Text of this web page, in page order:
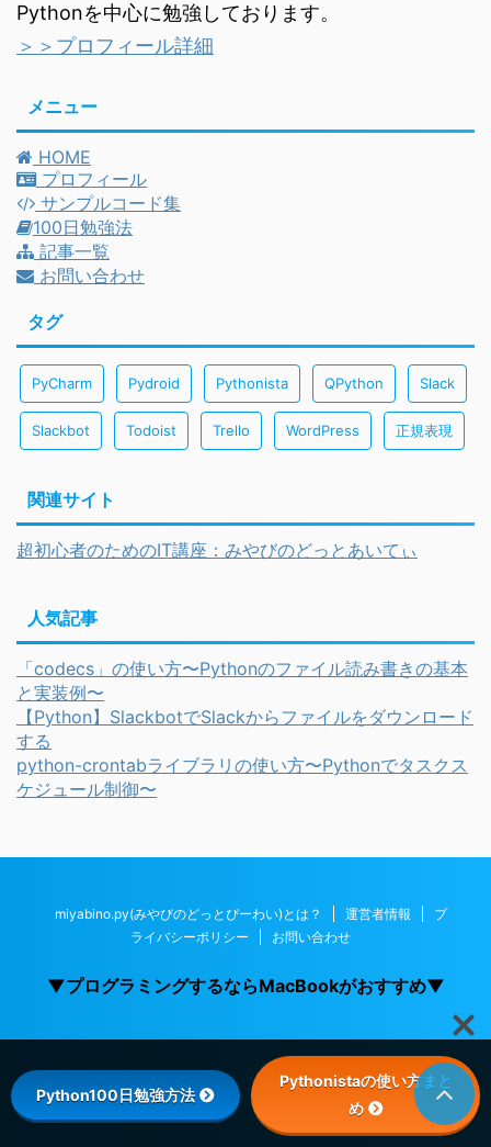
Pythonを中心に勉強しております。
＞＞プロフィール詳細
メニュー
HOME
プロフィール
サンプルコード集
100日勉強法
記事一覧
お問い合わせ
タグ
PyCharm Pydroid Pythonista QPython Slack
Slackbot Todoist Trello WordPress 正規表現
関連サイト
超初心者のためのIT講座：みやびのどっとあいてぃ
人気記事
「codecs」の使い方〜Pythonのファイル読み書きの基本
と実装例〜
【Python】SlackbotでSlackからファイルをダウンロード
する
python-crontabライブラリの使い方〜Pythonでタスクス
ケジュール制御〜
miyabino.py(みやびのどっとぴーわい)とは？ 運営者情報
プ
ライバシーポリシー
お問い合わせ
▼プログラミングするならMacBookがおすすめ▼
Python100日勉強方法
Pythonistaの使い方まと
め